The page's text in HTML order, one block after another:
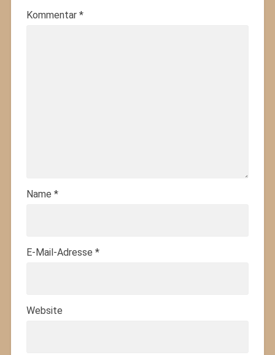
Kommentar *
Name *
E-Mail-Adresse *
Website